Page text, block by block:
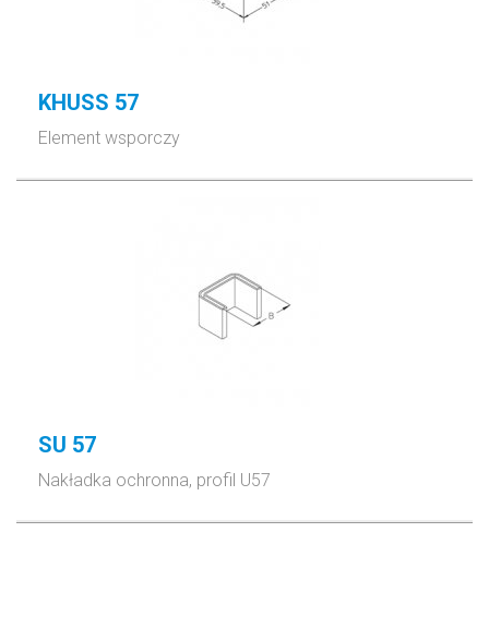
KHUSS 57
Element wsporczy
SU 57
Nakładka ochronna, profil U57